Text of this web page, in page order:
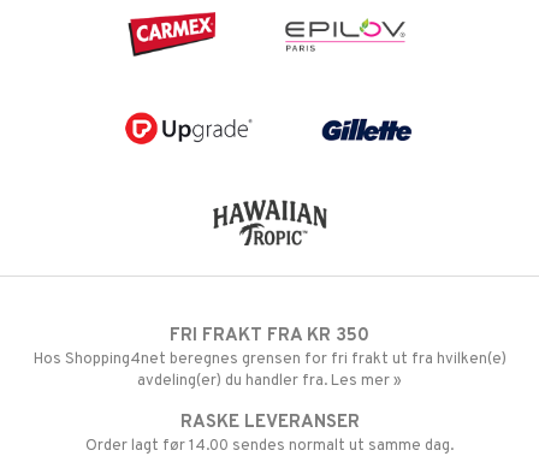
FRI FRAKT FRA KR 350
Hos Shopping4net beregnes grensen for fri frakt ut fra hvilken(e)
avdeling(er) du handler fra. Les mer »
RASKE LEVERANSER
Order lagt før 14.00 sendes normalt ut samme dag.